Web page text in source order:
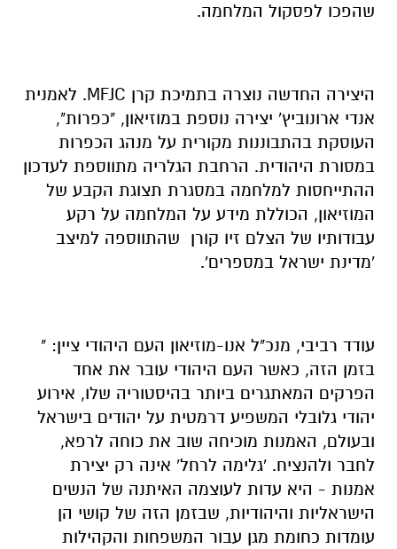
שהפכו לפסקול המלחמה.
היצירה החדשה נוצרה בתמיכת קרן
MFJC. לאמנית
אנדי ארונוביץ' יצירה נוספת במוזיאון, "כפרות",
העוסקת בהתבוננות מקורית על מנהג הכפרות
במסורת היהודית. הרחבת הגלריה מתווספת לעדכון
ההתייחסות למלחמה במסגרת תצוגת הקבע של
המוזיאון, הכוללת מידע על המלחמה על רקע
עבודותיו של הצלם זיו קורן שהתווספה למיצב
'מדינת ישראל במספרים'.
עודד רביבי, מנכ"ל אנו-מוזיאון העם היהודי ציין: "
בזמן הזה, כאשר העם היהודי עובר את אחד
הפרקים המאתגרים ביותר בהיסטוריה שלו, אירוע
יהודי גלובלי המשפיע דרמטית על יהודים בישראל
ובעולם, האמנות מוכיחה שוב את כוחה לרפא,
לחבר ולהנציח. 'גלימה לרחל' אינה רק יצירת
אמנות - היא עדות לעוצמה האיתנה של הנשים
הישראליות והיהודיות, שבזמן הזה של קושי הן
עומדות כחומת מגן עבור המשפחות והקהילות